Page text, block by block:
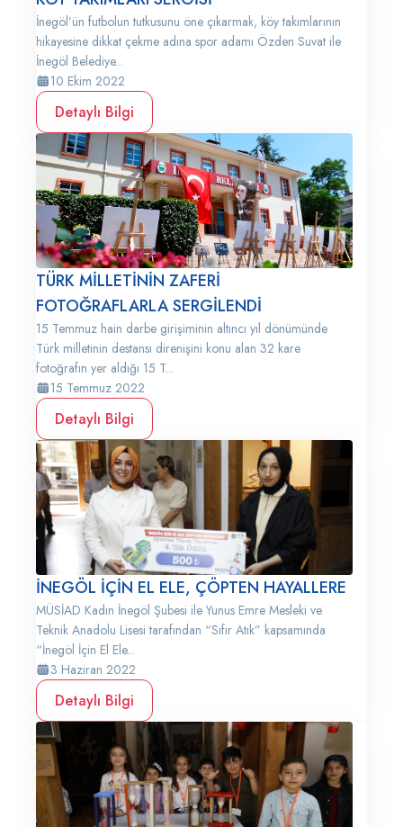
İnegöl’ün futbolun tutkusunu öne çıkarmak, köy takımlarının
hikayesine dikkat çekme adına spor adamı Özden Suvat ile
İnegöl Belediye...
10 Ekim 2022
Detaylı Bilgi
TÜRK MİLLETİNİN ZAFERİ
FOTOĞRAFLARLA SERGİLENDİ
15 Temmuz hain darbe girişiminin altıncı yıl dönümünde
Türk milletinin destansı direnişini konu alan 32 kare
fotoğrafın yer aldığı 15 T...
15 Temmuz 2022
Detaylı Bilgi
İNEGÖL İÇİN EL ELE, ÇÖPTEN HAYALLERE
MÜSİAD Kadın İnegöl Şubesi ile Yunus Emre Mesleki ve
Teknik Anadolu Lisesi tarafından “Sıfır Atık” kapsamında
“İnegöl İçin El Ele...
3 Haziran 2022
Detaylı Bilgi